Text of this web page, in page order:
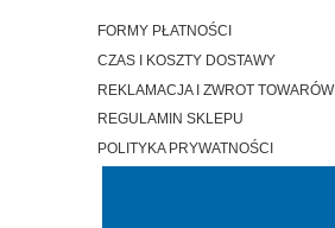
FORMY PŁATNOŚCI
CZAS I KOSZTY DOSTAWY
REKLAMACJA I ZWROT TOWARÓW
REGULAMIN SKLEPU
POLITYKA PRYWATNOŚCI